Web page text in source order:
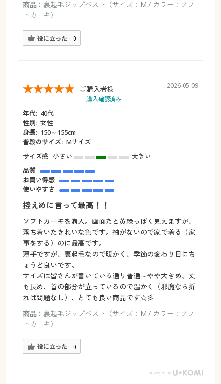
商品： 裏起毛ジップベスト（サイズ：M / カラー：ソフ
トカーキ）
役に立った 0
ご購入者様
購入確認済み
2026-05-09
年代: 40代
性別: 女性
身長: 150～155cm
普段のサイズ: Mサイズ
サイズ感 小さい
大きい
品質
お買い得感
使いやすさ
控えめに言って最高！！
ソフトカーキを購入。画面だと黄緑っぽく見えますが、
落ち着いたきれいな色です。袖がないので家で着る（家
事をする）のに最高です。
薄手ですが、裏起毛なので暖かく、季節の変わり目にち
ょうど良いです。
サイズは皆さんが書いている通り普通～やや大きめ、丈
も長め、首の部分が立っているので温かく（邪魔なら折
れば問題なし）、とても良い商品です☆彡
商品： 裏起毛ジップベスト（サイズ：M / カラー：ソフ
トカーキ）
役に立った 0